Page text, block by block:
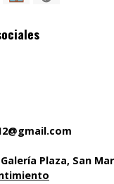
Plaza, San